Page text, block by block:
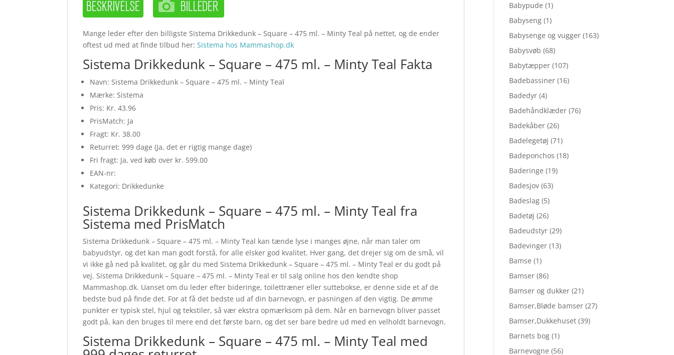
Mange leder efter den billigste Sistema Drikkedunk – Square – 475 ml. – Minty Teal på nettet, og de ender
oftest ud med at finde tilbud her:Sistema hos Mammashop.dk
Sistema Drikkedunk – Square – 475 ml. – Minty Teal Fakta
Navn: Sistema Drikkedunk – Square – 475 ml. – Minty Teal
Mærke: Sistema
Pris: Kr. 43.96
PrisMatch: Ja
Fragt: Kr. 38.00
Returret: 999 dage (Ja, det er rigtig mange dage)
Fri fragt: Ja, ved køb over kr. 599.00
EAN-nr:
Kategori: Drikkedunke
Sistema Drikkedunk – Square – 475 ml. – Minty Teal fra
Sistema med PrisMatch
Sistema Drikkedunk – Square – 475 ml. – Minty Teal kan tænde lyse i manges øjne, når man taler om
babyudstyr, og det kan man godt forstå, for alle elsker god kvalitet. Hver gang, det drejer sig om de små, vil
vi ikke gå ned på kvalitet, og går du med Sistema Drikkedunk – Square – 475 ml. – Minty Teal er du godt på
vej. Sistema Drikkedunk – Square – 475 ml. – Minty Teal er til salg online hos den kendte shop
Mammashop.dk. Uanset om du leder efter bideringe, toilettræner eller suttebokse, er denne side et af de
bedste bud på finde det. For at få det bedste ud af din barnevogn, er pasningen af den vigtig. De ømme
punkter er typisk stel, hjul og tekstiler, så vær ekstra opmærksom på dem. Når en barnevogn bliver passet
godt på, kan den bruges til mere end det første barn, og det ser bare bedre ud med en velholdt barnevogn.
Sistema Drikkedunk – Square – 475 ml. – Minty Teal med
Babypude (1)
Babyseng (1)
Babysenge og vugger (163)
Babysvøb (68)
Babytæpper (107)
Badebassiner (16)
Badedyr (4)
Badehåndklæder (76)
Badekåber (26)
Badelegetøj (71)
Badeponchos (18)
Baderinge (19)
Badesjov (63)
Badeslag (5)
Badetøj (26)
Badeudstyr (29)
Badevinger (13)
Bamse (1)
Bamser (86)
Bamser og dukker (21)
Bamser,Bløde bamser (27)
Bamser,Dukkehuset (39)
Barnets bog (1)
Barnevogne (56)